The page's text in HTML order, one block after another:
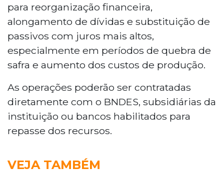
para reorganização financeira,
alongamento de dívidas e substituição de
passivos com juros mais altos,
especialmente em períodos de quebra de
safra e aumento dos custos de produção.
As operações poderão ser contratadas
diretamente com o BNDES, subsidiárias da
instituição ou bancos habilitados para
repasse dos recursos.
VEJA TAMBÉM